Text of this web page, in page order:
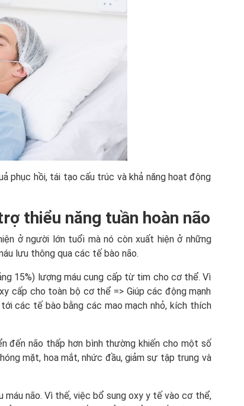
phục hồi, tái tạo cấu trúc và khả năng hoạt động
thiểu năng tuần hoàn não
ở người lớn tuổi mà nó còn xuất hiện ở những
lưu thông qua các tế bào não.
15%) lượng máu cung cấp từ tim cho cơ thể. Vì
cấp cho toàn bộ cơ thể => Giúp các động mạnh
các tế bào bằng các mao mạch nhỏ, kích thích
đến não thấp hơn bình thường khiến cho một số
mặt, hoa mắt, nhức đầu, giảm sự tập trung và
máu não. Vì thế, việc bổ sung oxy y tế vào cơ thể,